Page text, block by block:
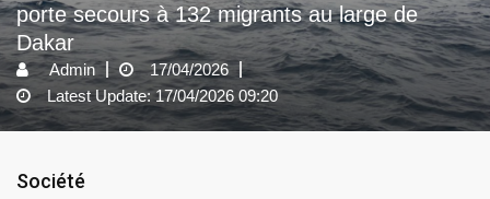
porte secours à 132 migrants au large de
Dakar
Admin
17/04/2026
Latest Update: 17/04/2026 09:20
Société